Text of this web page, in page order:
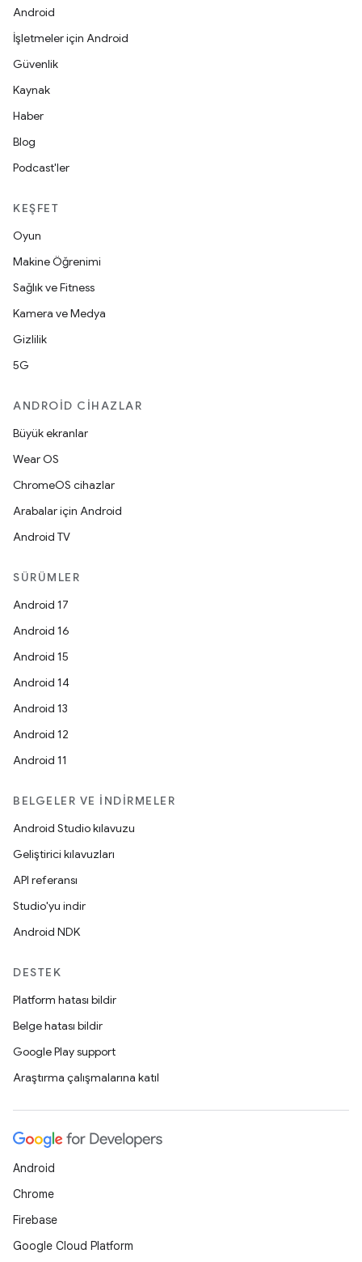
Android
İşletmeler için Android
Güvenlik
Kaynak
Haber
Blog
Podcast'ler
KEŞFET
Oyun
Makine Öğrenimi
Sağlık ve Fitness
Kamera ve Medya
Gizlilik
5G
ANDROID CIHAZLAR
Büyük ekranlar
Wear OS
ChromeOS cihazlar
Arabalar için Android
Android TV
SÜRÜMLER
Android 17
Android 16
Android 15
Android 14
Android 13
Android 12
Android 11
BELGELER VE İNDIRMELER
Android Studio kılavuzu
Geliştirici kılavuzları
API referansı
Studio'yu indir
Android NDK
DESTEK
Platform hatası bildir
Belge hatası bildir
Google Play support
Araştırma çalışmalarına katıl
Android
Chrome
Firebase
Google Cloud Platform